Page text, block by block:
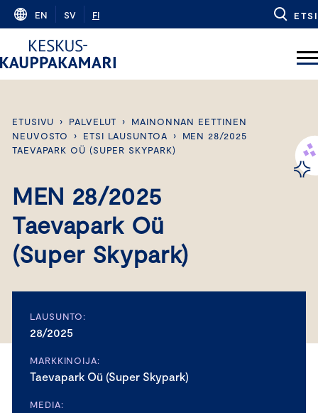
Skip
content
EN SV FI ETSI
ETUSIVU › PALVELUT ›
MAINONNAN EETTINEN
NEUVOSTO
› ETSI LAUSUNTOA ›
MEN 28/2025
TAEVAPARK OÜ (SUPER SKYPARK)
MEN 28/2025
Taevapark Oü
(Super Skypark)
LAUSUNTO:
28/2025
MARKKINOIJA:
Taevapark Oü (Super Skypark)
MEDIA: